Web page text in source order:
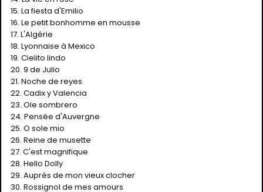
15. La fiesta d'Emilio
16. Le petit bonhomme en mousse
17. L'Algérie
18. Lyonnaise à Mexico
19. Cielito lindo
20. 9 de Julio
21. Noche de reyes
22. Cadix y Valencia
23. Ole sombrero
24. Pensée d'Auvergne
25. O sole mio
26. Reine de musette
27. C'est magnifique
28. Hello Dolly
29. Auprès de mon vieux clocher
30. Rossignol de mes amours